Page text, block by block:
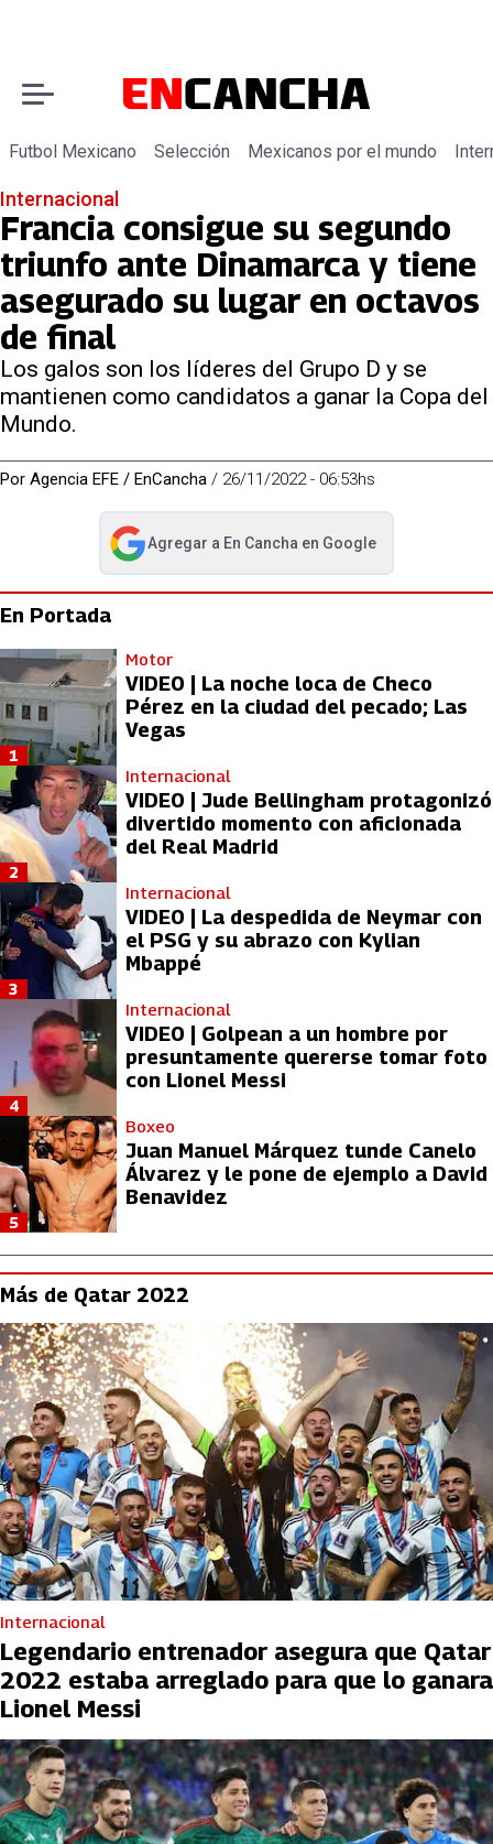
Futbol Mexicano Selección Mexicanos por el mundo
Internacional
Francia consigue su segundo
triunfo ante Dinamarca y tiene
asegurado su lugar en octavos
de final
Los galos son los líderes del Grupo D y se
mantienen como candidatos a ganar la Copa del
Mundo.
Por Agencia EFE / EnCancha / 26/11/2022 - 06:53hs
Agregar a En Cancha en Google
abre en nueva pestaña
En Portada
Motor
VIDEO | La noche loca de Checo
Pérez en la ciudad del pecado; Las
Vegas
1
Internacional
VIDEO | Jude Bellingham protagonizó
divertido momento con aficionada
del Real Madrid
2
Internacional
VIDEO | La despedida de Neymar con
el PSG y su abrazo con Kylian
Mbappé
3
Internacional
VIDEO | Golpean a un hombre por
presuntamente quererse tomar foto
con Lionel Messi
4
Boxeo
Juan Manuel Márquez tunde Canelo
Álvarez y le pone de ejemplo a David
Benavidez
5
Más de Qatar 2022
Internacional
Legendario entrenador asegura que Qatar
2022 estaba arreglado para que lo ganara
Lionel Messi